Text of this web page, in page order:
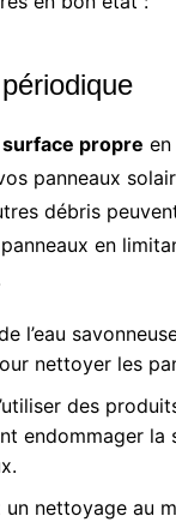
surface propre
panneaux
débris
en
l’eau
nettoyer les
des
endommager la
un nettoyage au